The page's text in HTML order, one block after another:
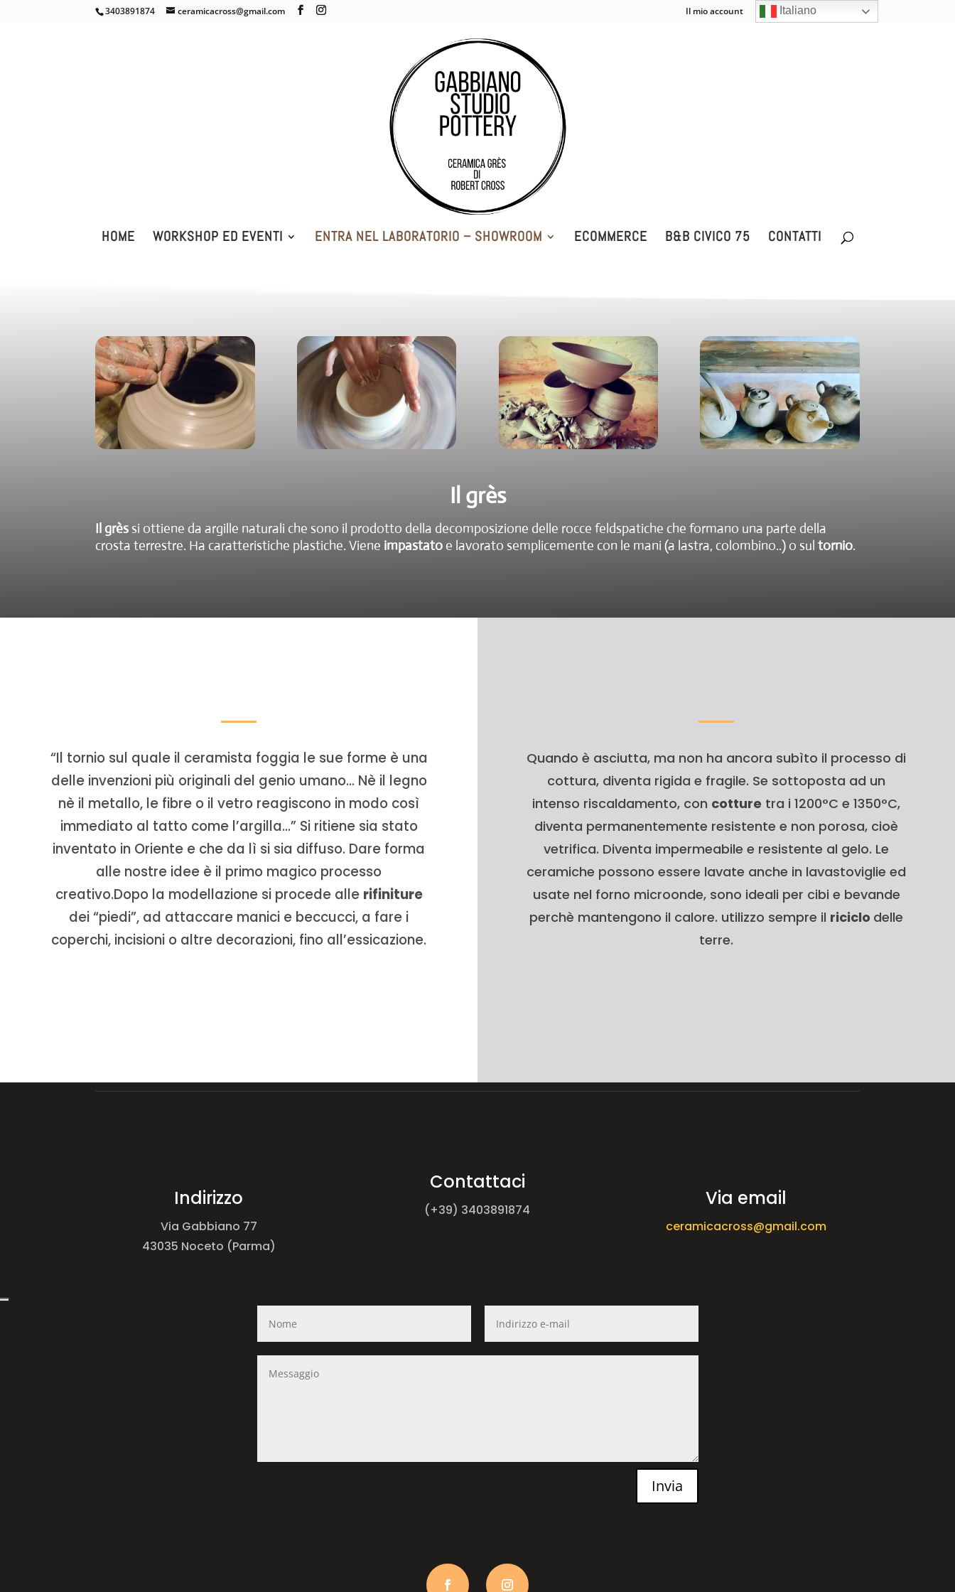
3403891874 ceramicacross@gmail.com Il mio account Carrello 0 Elementi
HOME WORKSHOP ED EVENTI ENTRA NEL LABORATORIO – SHOWROOM ECOMMERCE B&B CIVICO 75 CONTATTI
Il grès
Il grès si ottiene da argille naturali che sono il prodotto della decomposizione delle rocce feldspatiche che formano una parte della
crosta terrestre. Ha caratteristiche plastiche. Viene impastato e lavorato semplicemente con le mani (a lastra, colombino..) o sultornio.
“Il tornio sul quale il ceramista foggia le sue forme è una
delle invenzioni più originali del genio umano… Nè il legno
nè il metallo, le fibre o il vetro reagiscono in modo così
immediato al tatto come l’argilla…” Si ritiene sia stato
inventato in Oriente e che da lì si sia diffuso. Dare forma
alle nostre idee è il primo magico processo
creativo.Dopo la modellazione si procede alle rifiniture
dei “piedi”, ad attaccare manici e beccucci, a fare i
coperchi, incisioni o altre decorazioni, fino all’essicazione.
Quando è asciutta, ma non ha ancora subìto il processo di
cottura, diventa rigida e fragile. Se sottoposta ad un
intenso riscaldamento, con cotture tra i 1200°C e 1350°C,
diventa permanentemente resistente e non porosa, cioè
vetrifica. Diventa impermeabile e resistente al gelo. Le
ceramiche possono essere lavate anche in lavastoviglie ed
usate nel forno microonde, sono ideali per cibi e bevande
perchè mantengono il calore. utilizzo sempre il riciclo delle
terre.
Indirizzo
Via Gabbiano 77
43035 Noceto (Parma)
Contattaci
(+39) 3403891874
Via email
ceramicacross@gmail.com
Invia
Italiano